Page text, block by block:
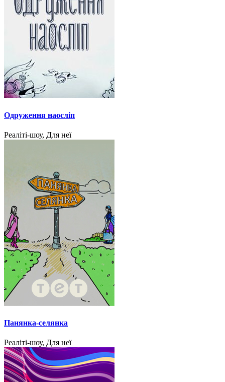
Одруження наосліп
Реаліті-шоу, Для неї
Панянка-селянка
Реаліті-шоу, Для неї